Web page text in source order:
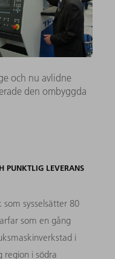
och nu avlidne
den ombyggda
PUNKTLIG LEVERANS
sysselsätter 80
som en gång
i
region i södra